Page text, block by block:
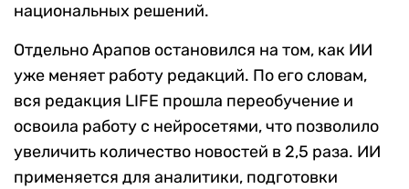
национальных решений.
Отдельно Арапов остановился на том, как ИИ
уже меняет работу редакций. По его словам,
вся редакция LIFE прошла переобучение и
освоила работу с нейросетями, что позволило
увеличить количество новостей в 2,5 раза. ИИ
применяется для аналитики, подготовки